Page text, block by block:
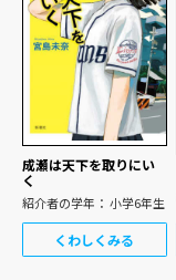
成瀬は天下を取りにい
く
紹介者の学年： 小学6年生
くわしくみる